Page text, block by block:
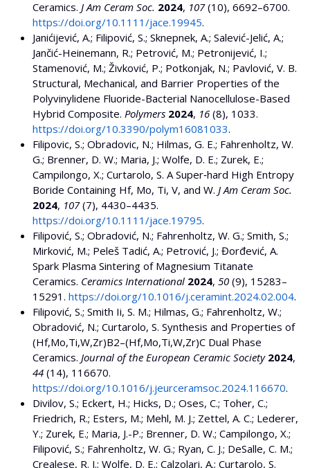
Ceramics. J Am Ceram Soc. 2024, 107(10), 6692–6700.
https://doi.org/10.1111/jace.19945.
Janićijević, A.; Filipović, S.; Sknepnek, A.; Salević-Jelić, A.;
Jančić-Heinemann, R.; Petrović, M.; Petronijević, I.;
Stamenović, M.; Živković, P.; Potkonjak, N.; Pavlović, V. B.
Structural, Mechanical, and Barrier Properties of the
Polyvinylidene Fluoride-Bacterial Nanocellulose-Based
Hybrid Composite. Polymers 2024, 16 (8), 1033.
https://doi.org/10.3390/polym16081033.
Filipovic, S.; Obradovic, N.; Hilmas, G. E.; Fahrenholtz, W.
G.; Brenner, D. W.; Maria, J.; Wolfe, D. E.; Zurek, E.;
Campilongo, X.; Curtarolo, S. A Super‐hard High Entropy
Boride Containing Hf, Mo, Ti, V, and W. J Am Ceram Soc.
2024, 107(7), 4430–4435.
https://doi.org/10.1111/jace.19795.
Filipović, S.; Obradović, N.; Fahrenholtz, W. G.; Smith, S.;
Mirković, M.; Peleš Tadić, A.; Petrović, J.; Đorđević, A.
Spark Plasma Sintering of Magnesium Titanate
Ceramics. Ceramics International 2024, 50 (9), 15283–
15291. https://doi.org/10.1016/j.ceramint.2024.02.004.
Filipović, S.; Smith Ii, S. M.; Hilmas, G.; Fahrenholtz, W.;
Obradović, N.; Curtarolo, S. Synthesis and Properties of
(Hf,Mo,Ti,W,Zr)B2–(Hf,Mo,Ti,W,Zr)C Dual Phase
Ceramics. Journal of the European Ceramic Society 2024,
44 (14), 116670.
https://doi.org/10.1016/j.jeurceramsoc.2024.116670.
Divilov, S.; Eckert, H.; Hicks, D.; Oses, C.; Toher, C.;
Friedrich, R.; Esters, M.; Mehl, M. J.; Zettel, A. C.; Lederer,
Y.; Zurek, E.; Maria, J.-P.; Brenner, D. W.; Campilongo, X.;
Filipović, S.; Fahrenholtz, W. G.; Ryan, C. J.; DeSalle, C. M.;
Crealese, R. J.; Wolfe, D. E.; Calzolari, A.; Curtarolo, S.